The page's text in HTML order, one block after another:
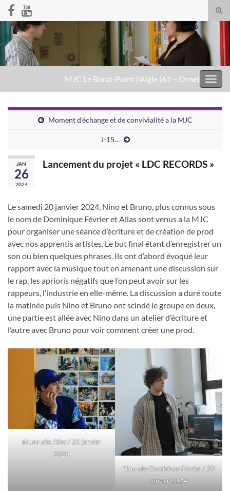
MJC Le Rond-Point l'Aigle (61 – Orne)
Moment d’échange et de convivialité a la MJC
J-15…
JAN
26
2024
Lancement du projet « LDC RECORDS »
Le samedi 20 janvier 2024, Nino et Bruno, plus connus sous
le nom de Dominique Février et Allas sont venus a la MJC
pour organiser une séance d’écriture et de création de prod
avec nos apprentis artistes. Le but final étant d’enregistrer un
son ou bien quelques phrases. Ils ont d’abord évoqué leur
rapport avec la musique tout en amenant une discussion sur
le rap, les aprioris négatifs que l’on peut avoir sur les
rappeurs, l’industrie en elle-même. La discussion a duré toute
la matinée puis Nino et Bruno ont scindé le groupe en deux,
une partie est allée avec Nino dans un atelier d’écriture et
l’autre avec Bruno pour voir comment créer une prod.
Bruno aka Allas / 20 janvier
2024
Nino aka Dominique Février / 20
janvier 2024